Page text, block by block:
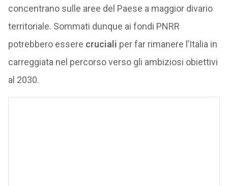
concentrano sulle aree del Paese a maggior divario
territoriale. Sommati dunque ai fondi PNRR
potrebbero essere cruciali per far rimanere l’Italia in
carreggiata nel percorso verso gli ambiziosi obiettivi
al 2030.